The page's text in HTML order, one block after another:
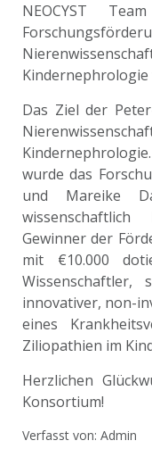
NEOCYST
Kindernephrologie
Das Ziel der
wurde das
und Mareike
Gewinner der
mit €10.000
innovativer, non-
eines
Ziliopathien im
Herzlichen
Konsortium!
Verfasst von: Admin